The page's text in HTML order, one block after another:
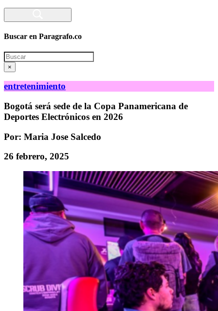
Buscar en Paragrafo.co
Search
×
entretenimiento
Bogotá será sede de la Copa Panamericana de
Deportes Electrónicos en 2026
Por: Maria Jose Salcedo
26 febrero, 2025